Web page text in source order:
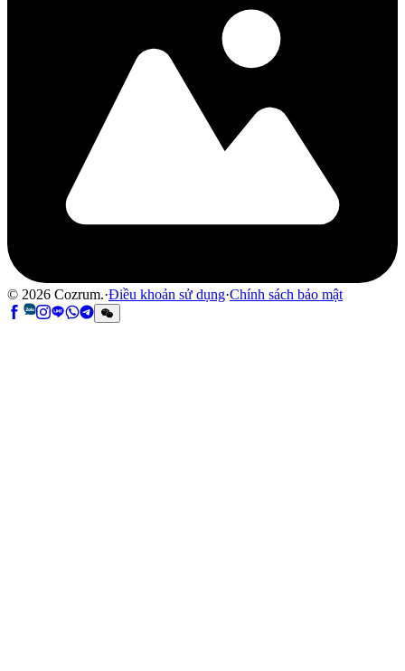
© 2026 Cozrum.·Điều khoản sử dụng·Chính sách bảo mật